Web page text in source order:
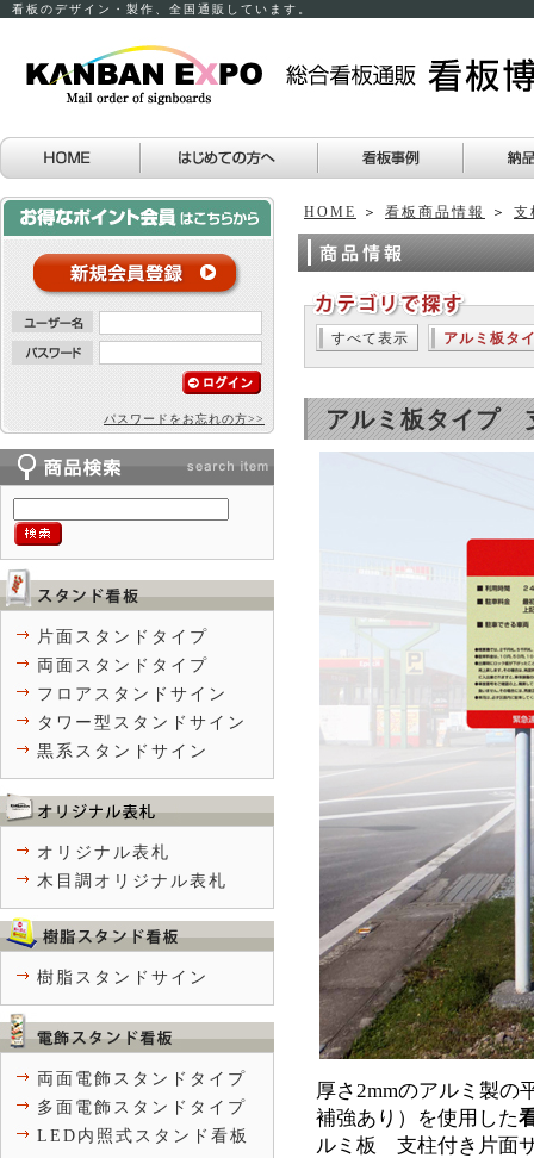
看板のデザイン・製作、全国通販しています。
HOME ＞ 看板商品情報 ＞ 支
すべて表示 アルミ板タ
アルミ板タイプ
厚さ2mmのアルミ製の
補強あり）を使用した
ルミ板 支柱付き片面
パスワードをお忘れの方>>
片面スタンドタイプ
両面スタンドタイプ
フロアスタンドサイン
タワー型スタンドサイン
黒系スタンドサイン
オリジナル表札
木目調オリジナル表札
樹脂スタンドサイン
両面電飾スタンドタイプ
多面電飾スタンドタイプ
LED内照式スタンド看板